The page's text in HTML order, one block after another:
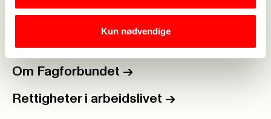
Kun nødvendige
For tillitsvalgte ->
Kalender ->
Om Fagforbundet ->
Rettigheter i arbeidslivet ->